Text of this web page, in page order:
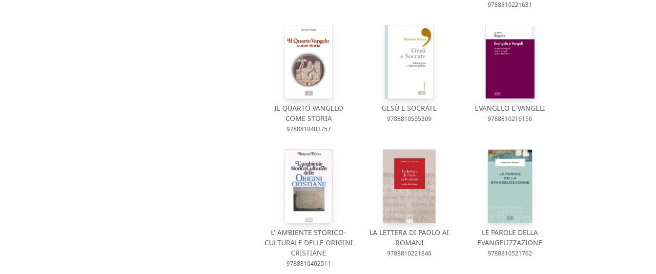
9788810221631
IL QUARTO VANGELO
COME STORIA
9788810402757
GESÙ E SOCRATE
9788810555309
EVANGELO E VANGELI
9788810216156
L' AMBIENTE STORICO-
CULTURALE DELLE ORIGINI
CRISTIANE
9788810402511
LA LETTERA DI PAOLO AI
ROMANI
9788810221846
LE PAROLE DELLA
EVANGELIZZAZIONE
9788810521762